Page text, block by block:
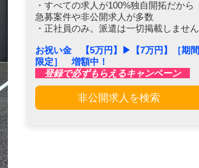
・すべての求人が100%独自開拓だから
急募案件や非公開求人が多数
・正社員のみ。派遣は一切掲載しません
お祝い金 【5万円】▶︎【7万円】［期間
限定］ 増額中！
登録で必ずもらえるキャンペーン
非公開求人を検索